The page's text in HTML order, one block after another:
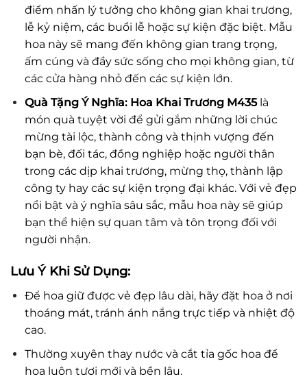
điểm nhấn lý tưởng cho không gian khai trương,
lễ kỷ niệm, các buổi lễ hoặc sự kiện đặc biệt. Mẫu
hoa này sẽ mang đến không gian trang trọng,
ấm cúng và đầy sức sống cho mọi không gian, từ
các cửa hàng nhỏ đến các sự kiện lớn.
Quà Tặng Ý Nghĩa: Hoa Khai Trương M435là
món quà tuyệt vời để gửi gắm những lời chúc
mừng tài lộc, thành công và thịnh vượng đến
bạn bè, đối tác, đồng nghiệp hoặc người thân
trong các dịp khai trương, mừng thọ, thành lập
công ty hay các sự kiện trọng đại khác. Với vẻ đẹp
nổi bật và ý nghĩa sâu sắc, mẫu hoa này sẽ giúp
bạn thể hiện sự quan tâm và tôn trọng đối với
người nhận.
Lưu Ý Khi Sử Dụng:
Để hoa giữ được vẻ đẹp lâu dài, hãy đặt hoa ở nơi
thoáng mát, tránh ánh nắng trực tiếp và nhiệt độ
cao.
Thường xuyên thay nước và cắt tỉa gốc hoa để
hoa luôn tươi mới và bền lâu.